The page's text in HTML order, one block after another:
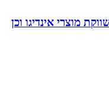
אינדיגו וכן